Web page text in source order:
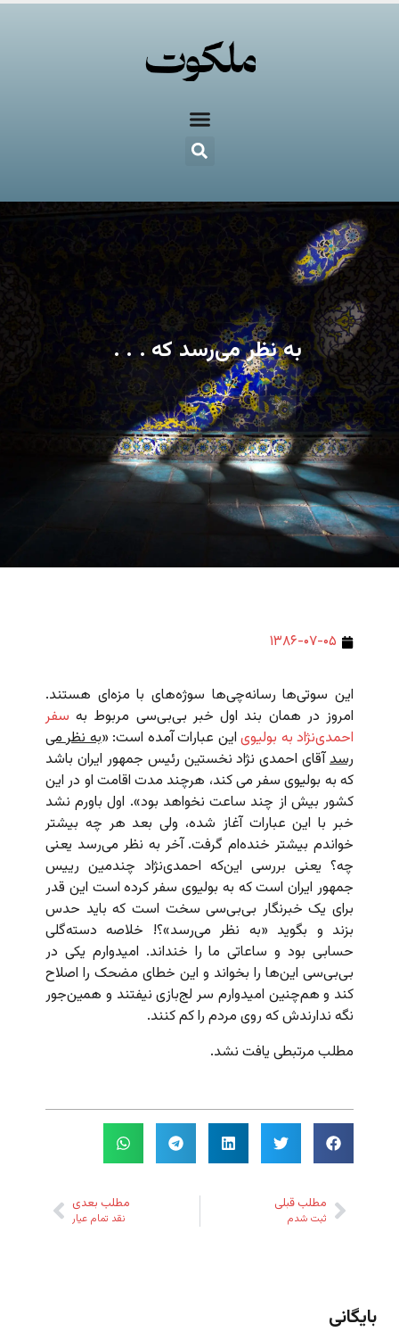
به نظر می‌رسد که . . .
۱۳۸۶-۰۷-۰۵
این سوتی‌ها رسانه‌چی‌ها سوژه‌های با مزه‌ای هستند.
امروز در همان بند اول خبر بی‌بی‌سی مربوط به سفر
احمدی‌نژاد به بولیویاین عبارات آمده است: «به نظر می
رسدآقای احمدی نژاد نخستین رئیس جمهور ایران باشد
که به بولیوی سفر می کند، هرچند مدت اقامت او در این
کشور بیش از چند ساعت نخواهد بود». اول باورم نشد
خبر با این عبارات آغاز شده، ولی بعد هر چه بیشتر
خواندم بیشتر خنده‌ام گرفت. آخر به نظر می‌رسد یعنی
چه؟ یعنی بررسی این‌که احمدی‌نژاد چندمین رییس‌
جمهور ایران است که به بولیوی سفر کرده است این قدر
برای یک خبرنگار بی‌بی‌سی سخت است که باید حدس
بزند و بگوید «به نظر می‌رسد»؟! خلاصه دسته‌گلی
حسابی بود و ساعاتی ما را خنداند. امیدوارم یکی در
بی‌بی‌سی این‌ها را بخواند و این خطای مضحک را اصلاح
کند و هم‌چنین امیدوارم سر لج‌بازی نیفتند و همین‌جور
نگه ندارندش که روی مردم را کم کنند.
مطلب مرتبطی یافت نشد.
مطلب قبلی
ثبت شدم
مطلب بعدی
نقد تمام عیار
بایگانی